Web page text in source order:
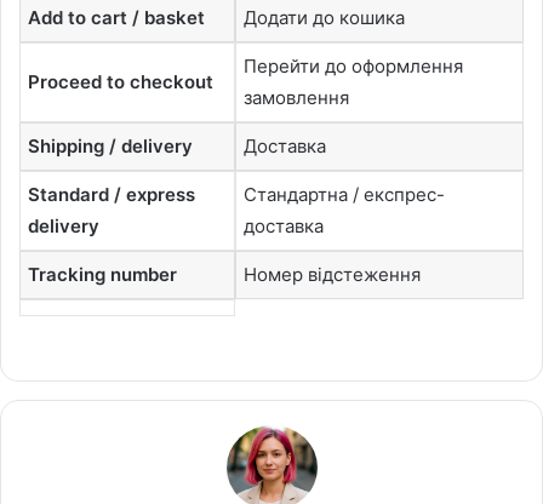
Add to cart / basket Додати до кошика
Proceed to checkout
Перейти до оформлення
замовлення
Shipping / delivery Доставка
Standard / express
delivery
Стандартна / експрес-
доставка
Tracking number Номер відстеження